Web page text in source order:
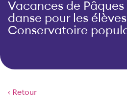
Vacances de Pâques
danse pour les
Conservatoire
‹ Retour